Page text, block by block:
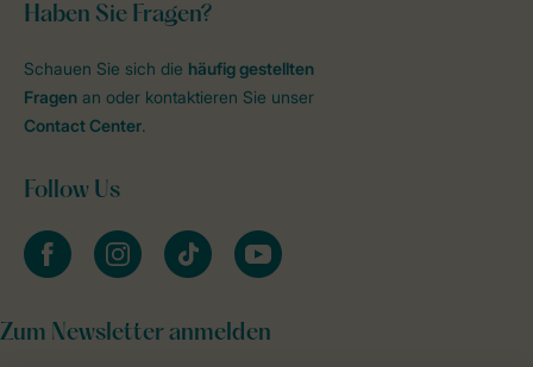
Haben Sie Fragen?
Schauen Sie sich die häufig gestellten
Fragen an oder kontaktieren Sie unser
Contact Center.
Follow Us
facebookinstagramtiktok youtube
Zum Newsletter anmelden